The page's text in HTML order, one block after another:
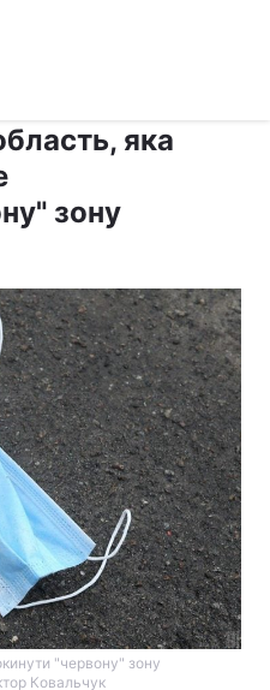
яка
зону
"червону" зону
Ковальчук